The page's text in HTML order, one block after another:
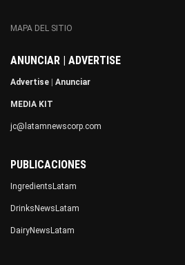
MAPA DEL SITIO
ANUNCIAR | ADVERTISE
Advertise Anunciar
MEDIA KIT
jc@latamnewscorp.com
PUBLICACIONES
IngredientsLatam
DrinksNewsLatam
DairyNewsLatam